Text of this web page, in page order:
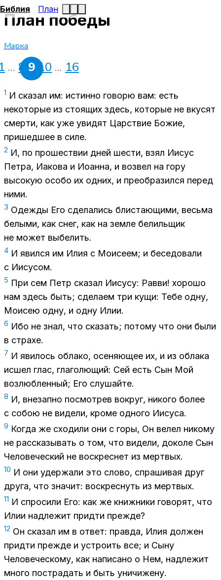
План победы
Библия План
Марка
... 8 9 10 ... 16
1 И сказал им: истинно говорю вам: есть
некоторые из стоящих здесь, которые не вкусят
смерти, как уже увидят Царствие Божие,
пришедшее в силе.
2 И, по прошествии дней шести, взял Иисус
Петра, Иакова и Иоанна, и возвел на гору
высокую особо их одних, и преобразился перед
ними.
3 Одежды Его сделались блистающими, весьма
белыми, как снег, как на земле белильщик
не может выбелить.
4 И явился им Илия с Моисеем; и беседовали
с Иисусом.
5 При сем Петр сказал Иисусу: Равви! хорошо
нам здесь быть; сделаем три кущи: Тебе одну,
Моисею одну, и одну Илии.
6 Ибо не знал, что сказать; потому что они были
в страхе.
7 И явилось облако, осеняющее их, и из облака
исшел глас, глаголющий: Сей есть Сын Мой
возлюбленный; Его слушайте.
8 И, внезапно посмотрев вокруг, никого более
с собою не видели, кроме одного Иисуса.
9 Когда же сходили они с горы, Он велел никому
не рассказывать о том, что видели, доколе Сын
Человеческий не воскреснет из мертвых.
10 И они удержали это слово, спрашивая друг
друга, что значит: воскреснуть из мертвых.
11 И спросили Его: как же книжники говорят, что
Илии надлежит придти прежде?
12 Он сказал им в ответ: правда, Илия должен
придти прежде и устроить все; и Сыну
Человеческому, как написано о Нем, надлежит
много пострадать и быть уничижену.